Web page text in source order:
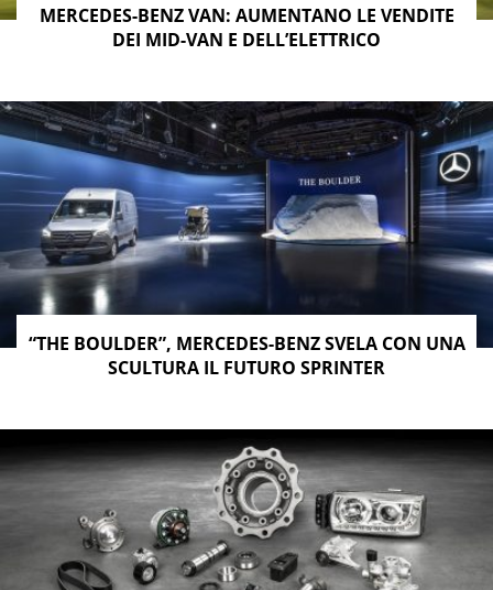
MERCEDES-BENZ VAN: AUMENTANO LE VENDITE
DEI MID-VAN E DELL’ELETTRICO
“THE BOULDER”, MERCEDES-BENZ SVELA CON UNA
SCULTURA IL FUTURO SPRINTER